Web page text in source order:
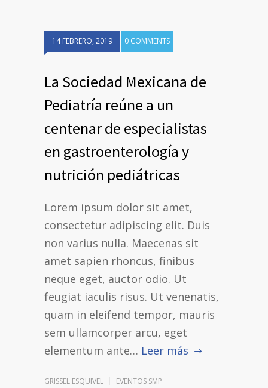
14 FEBRERO, 2019 0 COMMENTS
La Sociedad Mexicana de
Pediatría reúne a un
centenar de especialistas
en gastroenterología y
nutrición pediátricas
Lorem ipsum dolor sit amet,
consectetur adipiscing elit. Duis
non varius nulla. Maecenas sit
amet sapien rhoncus, finibus
neque eget, auctor odio. Ut
feugiat iaculis risus. Ut venenatis,
quam in eleifend tempor, mauris
sem ullamcorper arcu, eget
elementum ante… Leer más
GRISSEL ESQUIVEL EVENTOS SMP